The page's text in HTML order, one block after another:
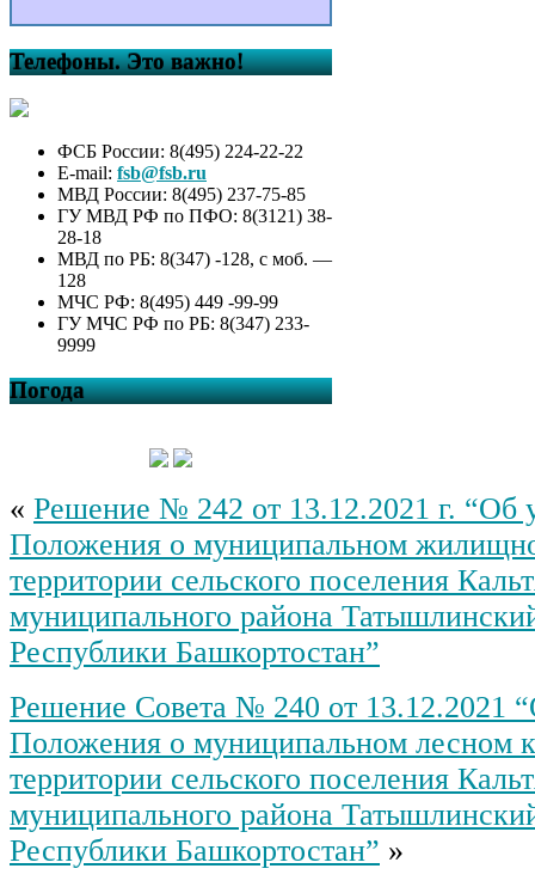
Телефоны. Это важно!
ФСБ России: 8(495) 224-22-22
E-mail: fsb@fsb.ru
МВД России: 8(495) 237-75-85
ГУ МВД РФ по ПФО: 8(3121) 38-
28-18
МВД по РБ: 8(347) -128, с моб. —
128
МЧС РФ: 8(495) 449 -99-99
ГУ МЧС РФ по РБ: 8(347) 233-
9999
Погода
« Решение № 242 от 13.12.2021 г. “Об
Положения о муниципальном
территории сельского поселения
муниципального района
Республики Башкортостан”
Решение Совета № 240 от 13.12.2021
Положения о муниципальном лесном
территории сельского поселения
муниципального района
Республики Башкортостан” »